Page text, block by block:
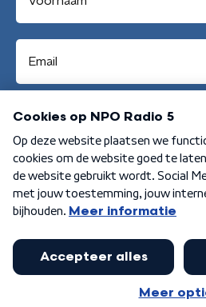
Aanmelden
Algemene voorwaarden